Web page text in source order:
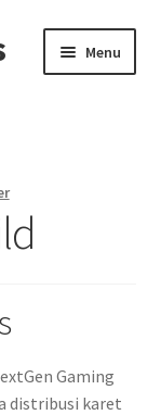
Menu
Gaming
distribusi karet